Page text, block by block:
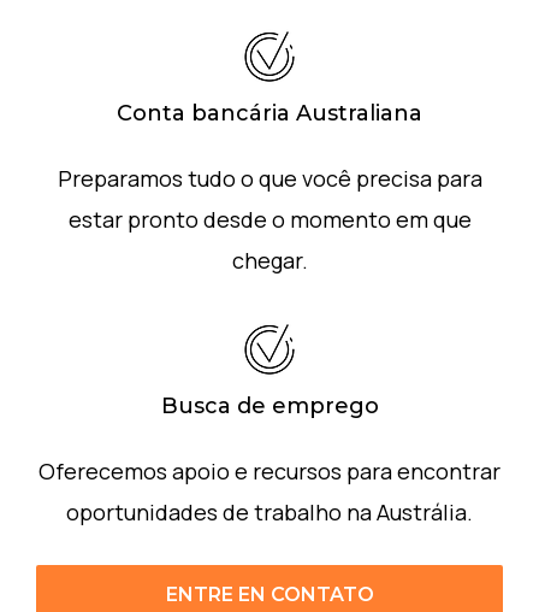
Conta bancária Australiana
Preparamos tudo o que você precisa para
estar pronto desde o momento em que
chegar.
Busca de emprego
Oferecemos apoio e recursos para encontrar
oportunidades de trabalho na Austrália.
ENTRE EN CONTATO